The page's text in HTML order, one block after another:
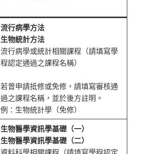
流行病學方法
生物統計方法
流行病學或統計相關課程（請填寫學
程認定通過之課程名稱）
若曾申請抵修或免修，請填寫審核通
過之課程名稱，並於後方註明。
例：生物統計學（免修）
生物醫學資訊學基礎（一）
生物醫學資訊學基礎（二）
資料科學相關課程（請填寫學程認定